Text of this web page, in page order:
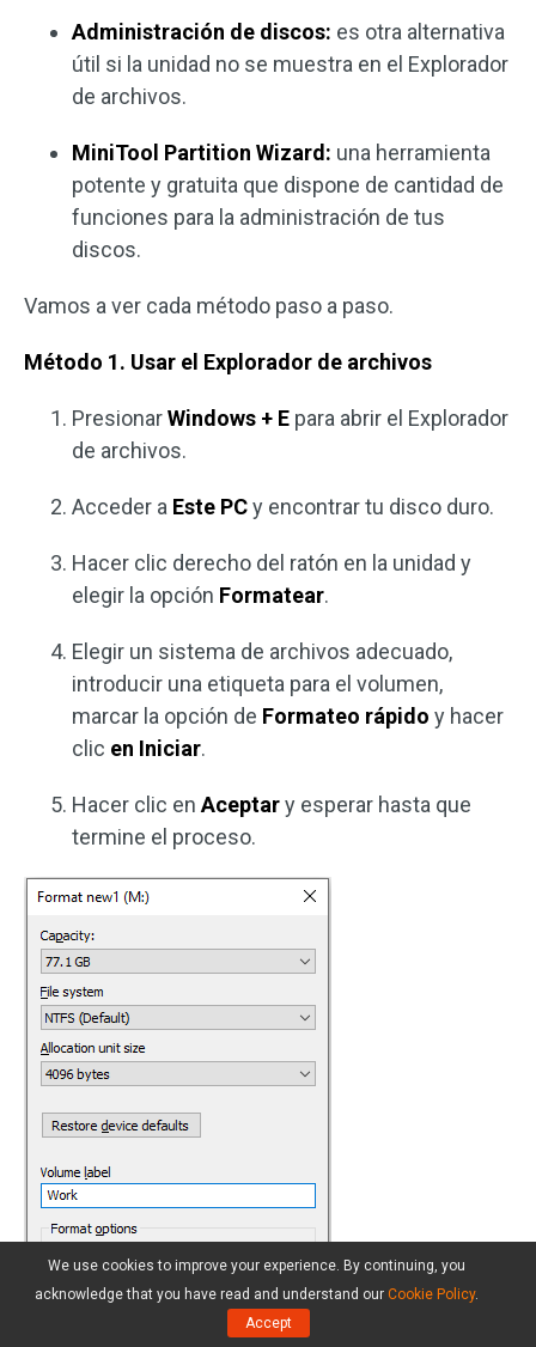
Administración de discos: es otra alternativa
útil si la unidad no se muestra en el Explorador
de archivos.
MiniTool Partition Wizard: una herramienta
potente y gratuita que dispone de cantidad de
funciones para la administración de tus
discos.
Vamos a ver cada método paso a paso.
Método 1. Usar el Explorador de archivos
PresionarWindows + E para abrir el Explorador
de archivos.
Acceder a Este PCy encontrar tu disco duro.
Hacer clic derecho del ratón en la unidad y
elegir la opción Formatear.
Elegir un sistema de archivos adecuado,
introducir una etiqueta para el volumen,
marcar la opción de Formateo rápido y hacer
clic en Iniciar.
Hacer clic en Aceptary esperar hasta que
termine el proceso.
We use cookies to improve your experience. By continuing, you
acknowledge that you have read and understand our Cookie Policy.
Accept